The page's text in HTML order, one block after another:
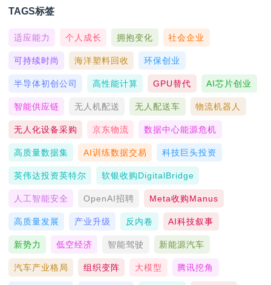
TAGS标签
适应能力 个人成长 拥抱变化 社会企业
可持续时尚 海洋塑料回收 环保创业
半导体初创公司 高性能计算 GPU替代 AI芯片创业
智能供应链 无人机配送 无人配送车 物流机器人
无人化设备采购 京东物流 数据中心能源危机
高质量数据集 AI训练数据交易 科技巨头投资
英伟达投资英特尔 软银收购DigitalBridge
人工智能安全 OpenAI招聘 Meta收购Manus
高质量发展 产业升级 反内卷 AI科技叙事
新势力 低空经济 智能驾驶 新能源汽车
汽车产业格局 组织变阵 大模型 腾讯挖角